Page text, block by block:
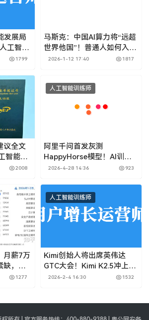
发展局
工智能
1799
马斯克：中国AI算力将“远超
世界他国”！普通人如何入行
人工智能训练师？
2026-1-12 17:40 1817
议全文
智能！
师报考
2008
人工智能训练师
阿里千问首发灰测
HappyHorse模型！AI训练
师让大模型更“聪明”！2026
2026-4-28 14:36 923
月薪7万
，
师报考
1277
人工智能训练师
Kimi创始人将出席英伟达
GTC大会！Kimi K2.5冲上第
三，人工智能训练师如何报
2026-2-4 16:30 1532